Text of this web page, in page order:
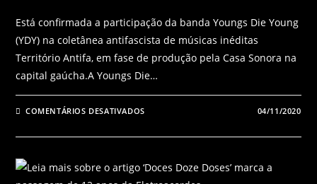
Está confirmada a participação da banda Youngs Die Young
(YDY) na coletânea antifascista de músicas inéditas
Território Antifa, em fase de produção pela Casa Sonora na
capital gaúcha.A Youngs Die…
COMENTÁRIOS DESATIVADOS 04/11/2020